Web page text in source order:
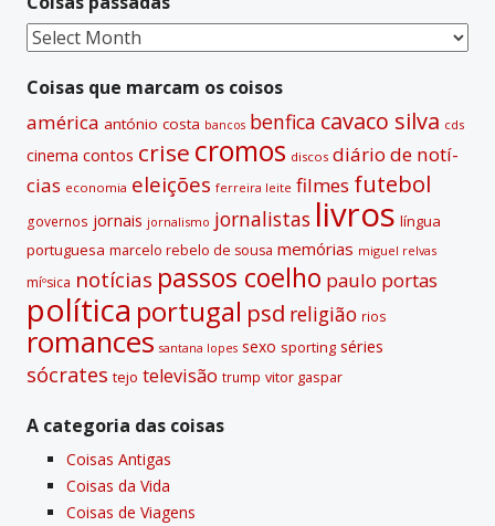
a
t
i
v
Coisas
Coisas que marcam os coisos
américa antónio costa bancos benfica cavaco silva cds
cinema contos crise cromos discos diário de notí­
cias economia eleições ferreira leite filmes futebol
governos jornais jornalismo jornalistas livros lí­ngua
portuguesa marcelo rebelo de sousa memórias miguel relvas
míºsica notí­cias passos coelho paulo portas
polí­tica portugal psd religião rios
romances santana lopes sexo sporting séries
sócrates tejo televisão trump vitor gaspar
A categoria das coisas
Coisas Antigas
Coisas da Vida
Coisas de Viagens